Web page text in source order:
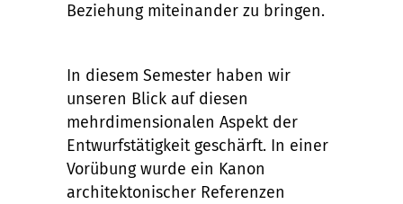
Beziehung miteinander zu bringen.
In diesem Semester haben wir
unseren Blick auf diesen
mehrdimensionalen Aspekt der
Entwurfstätigkeit geschärft. In einer
Vorübung wurde ein Kanon
architektonischer Referenzen